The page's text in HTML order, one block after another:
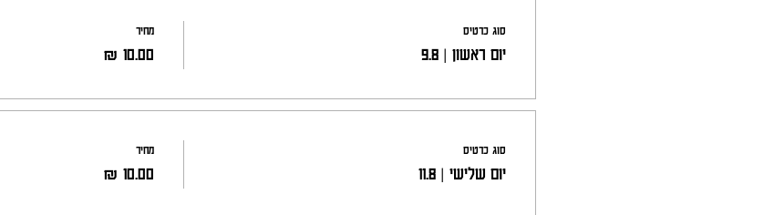
סוג כרטיס
יום ראשון | 9.8
מחיר
סוג כרטיס
יום שלישי | 11.8
מחיר